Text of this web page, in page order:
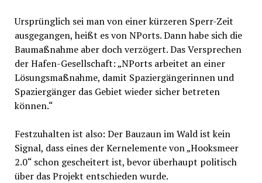
Ursprünglich sei man von einer kürzeren Sperr-Zeit
ausgegangen, heißt es von NPorts. Dann habe sich die
Baumaßnahme aber doch verzögert. Das Versprechen
der Hafen-Gesellschaft: „NPorts arbeitet an einer
Lösungsmaßnahme, damit Spaziergängerinnen und
Spaziergänger das Gebiet wieder sicher betreten
können.“
Festzuhalten ist also: Der Bauzaun im Wald ist kein
Signal, dass eines der Kernelemente von „Hooksmeer
2.0“ schon gescheitert ist, bevor überhaupt politisch
über das Projekt entschieden wurde.